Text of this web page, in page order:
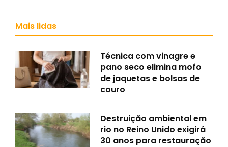
Mais lidas
Técnica com vinagre e
pano seco elimina mofo
de jaquetas e bolsas de
couro
Destruição ambiental em
rio no Reino Unido exigirá
30 anos para restauração